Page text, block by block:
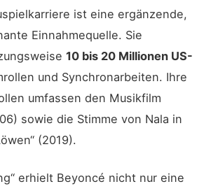
ist eine ergänzende,
Einnahmequelle. Sie
10 bis 20 Millionen US-
und Synchronarbeiten. Ihre
umfassen den Musikfilm
sowie die Stimme von Nala in
(2019).
erhielt Beyoncé nicht nur eine